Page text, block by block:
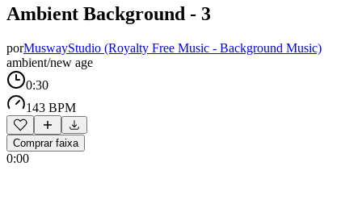
Ambient Background - 3
porMuswayStudio (Royalty Free Music - Background Music)
ambient/new age
0:30
143 BPM
Comprar faixa
0:00